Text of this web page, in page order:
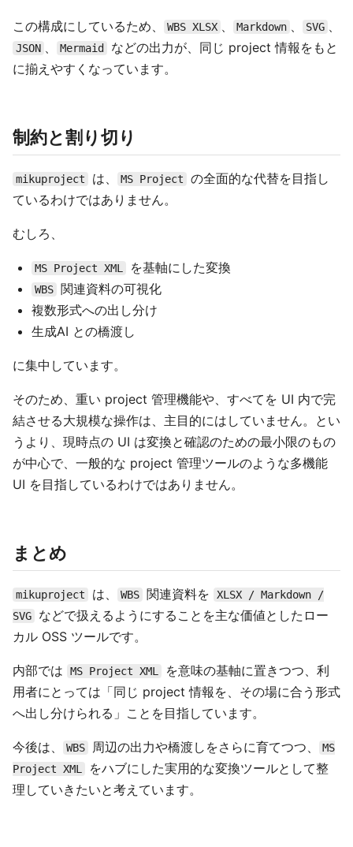
この構成にしているため、 WBS XLSX 、 Markdown 、 SVG 、
JSON 、 Mermaid
などの出力が、同じ project 情報をもと
に揃えやすくなっています。
制約と割り切り
mikuproject は、 MS Project
の全面的な代替を目指し
ているわけではありません。
むしろ、
MS Project XML を基軸にした変換
WBS 関連資料の可視化
複数形式への出し分け
生成AI との橋渡し
に集中しています。
そのため、重い project 管理機能や、すべてを UI 内で完
結させる大規模な操作は、主目的にはしていません。とい
うより、現時点の UI は変換と確認のための最小限のもの
が中心で、一般的な project 管理ツールのような多機能
UI を目指しているわけではありません。
まとめ
mikuproject は、 WBS 関連資料を
XLSX / Markdown /
SVG
などで扱えるようにすることを主な価値としたロー
カル OSS ツールです。
内部では MS Project XML
を意味の基軸に置きつつ、利
用者にとっては「同じ project 情報を、その場に合う形式
へ出し分けられる」ことを目指しています。
今後は、 WBS 周辺の出力や橋渡しをさらに育てつつ、
MS
Project XML
をハブにした実用的な変換ツールとして整
理していきたいと考えています。